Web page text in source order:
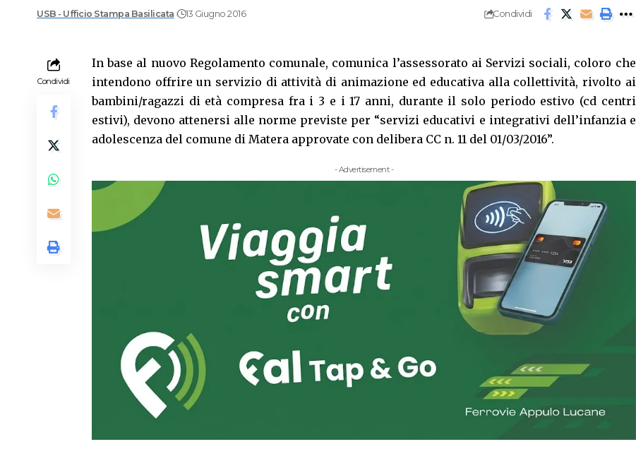
USB - Ufficio Stampa Basilicata 13 Giugno 2016 Condividi
Condividi
In base al nuovo Regolamento comunale, comunica l’assessorato ai Servizi sociali, coloro che
intendono offrire un servizio di attività di animazione ed educativa alla collettività, rivolto ai
bambini/ragazzi di età compresa fra i 3 e i 17 anni, durante il solo periodo estivo (cd centri
estivi), devono attenersi alle norme previste per “servizi educativi e integrativi dell’infanzia e
adolescenza del comune di Matera approvate con delibera CC n. 11 del 01/03/2016”.
- Advertisement -